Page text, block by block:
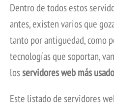
Dentro de todos estos
antes, existen varios que
tanto por antiguedad, como
tecnologías que soportan,
losservidores web más
Este listado de servidores